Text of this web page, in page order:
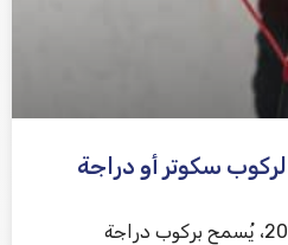
سكوتر أو دراجة
اعتبارًا من 1 كانون ثاني 2019، يُسمح بركوب دراجة